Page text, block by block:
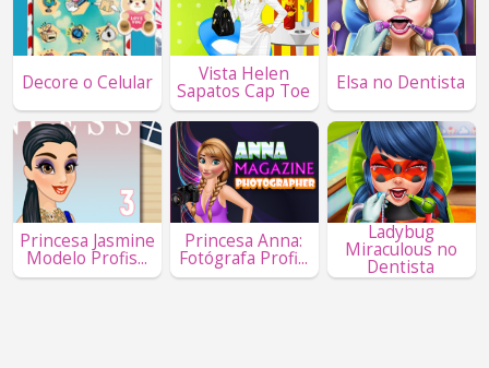
Decore o Celular Vista Helen
Sapatos Cap Toe Elsa no Dentista
Princesa Jasmine
Modelo Profis...
Princesa Anna:
Fotógrafa Profi...
Ladybug
Miraculous no
Dentista